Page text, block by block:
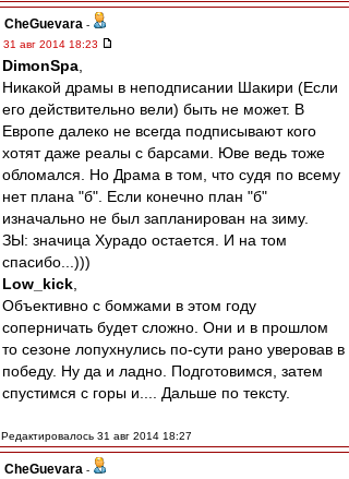
CheGuevara -
31 авг 2014 18:23
DimonSpa
Никакой драмы в неподписании Шакири (Если
его действительно вели) быть не может. В
Европе далеко не всегда подписывают кого
хотят даже реалы с барсами. Юве ведь тоже
обломался. Но Драма в том, что судя по всему
нет плана "б". Если конечно план "б"
изначально не был запланирован на зиму.
ЗЫ: значица Хурадо остается. И на том
спасибо...)))
Low_kick
Объективно с бомжами в этом году
соперничать будет сложно. Они и в прошлом
то сезоне лопухнулись по-сути рано уверовав в
победу. Ну да и ладно. Подготовимся, затем
спустимся с горы и.... Дальше по тексту.
Редактировалось 31 авг 2014 18:27
CheGuevara -